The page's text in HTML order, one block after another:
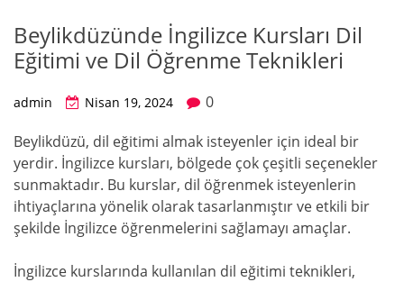
Beylikdüzünde İngilizce Kursları Dil
Eğitimi ve Dil Öğrenme Teknikleri
admin Nisan 19, 2024
0
Beylikdüzü, dil eğitimi almak isteyenler için ideal bir
yerdir. İngilizce kursları, bölgede çok çeşitli seçenekler
sunmaktadır. Bu kurslar, dil öğrenmek isteyenlerin
ihtiyaçlarına yönelik olarak tasarlanmıştır ve etkili bir
şekilde İngilizce öğrenmelerini sağlamayı amaçlar.
İngilizce kurslarında kullanılan dil eğitimi teknikleri,